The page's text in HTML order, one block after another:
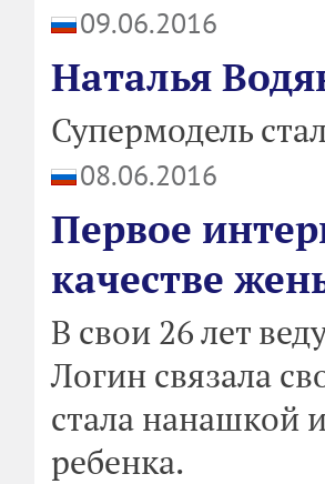
09.06.2016
Наталья
Супермодель
08.06.2016
Первое
качестве
В свои 26 лет
Логин связала
стала нанашкой
ребенка.